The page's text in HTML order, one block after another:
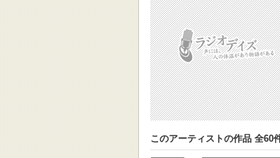
このアーティストの作品 全